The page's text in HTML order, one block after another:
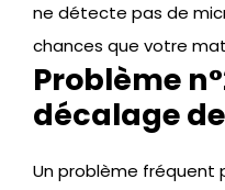
ne détecte pas de
chances que votre
Problème
décalage
Un problème fréquent